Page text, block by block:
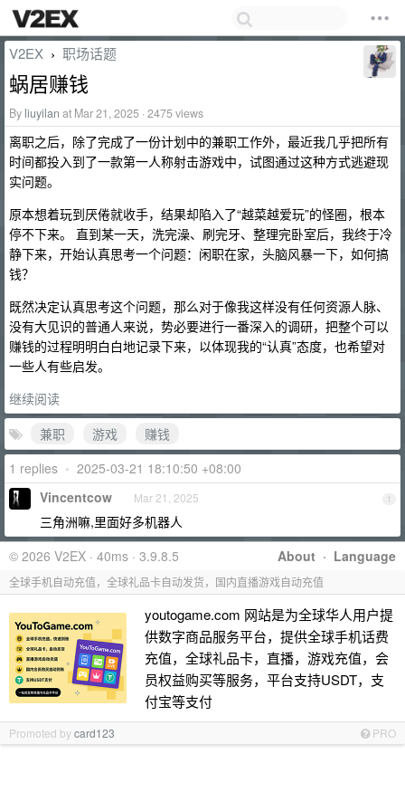
V2EX › 职场话题
蜗居赚钱
By liuyilan at Mar 21, 2025 · 2475 views
离职之后，除了完成了一份计划中的兼职工作外，最近我几乎把所有
时间都投入到了一款第一人称射击游戏中，试图通过这种方式逃避现
实问题。
原本想着玩到厌倦就收手，结果却陷入了“越菜越爱玩”的怪圈，根本
停不下来。 直到某一天，洗完澡、刷完牙、整理完卧室后，我终于冷
静下来，开始认真思考一个问题：闲职在家，头脑风暴一下，如何搞
钱？
既然决定认真思考这个问题，那么对于像我这样没有任何资源人脉、
没有大见识的普通人来说，势必要进行一番深入的调研，把整个可以
赚钱的过程明明白白地记录下来，以体现我的“认真”态度，也希望对
一些人有些启发。
继续阅读
兼职
游戏
赚钱
1 replies • 2025-03-21 18:10:50 +08:00
1
Vincentcow Mar 21, 2025
三角洲嘛,里面好多机器人
About · Language
© 2026 V2EX · 40ms · 3.9.8.5
全球手机自动充值，全球礼品卡自动发货，国内直播游戏自动充值
youtogame.com 网站是为全球华人用户提
供数字商品服务平台，提供全球手机话费
充值，全球礼品卡，直播，游戏充值，会
员权益购买等服务，平台支持USDT，支
付宝等支付
Promoted bycard123 PRO